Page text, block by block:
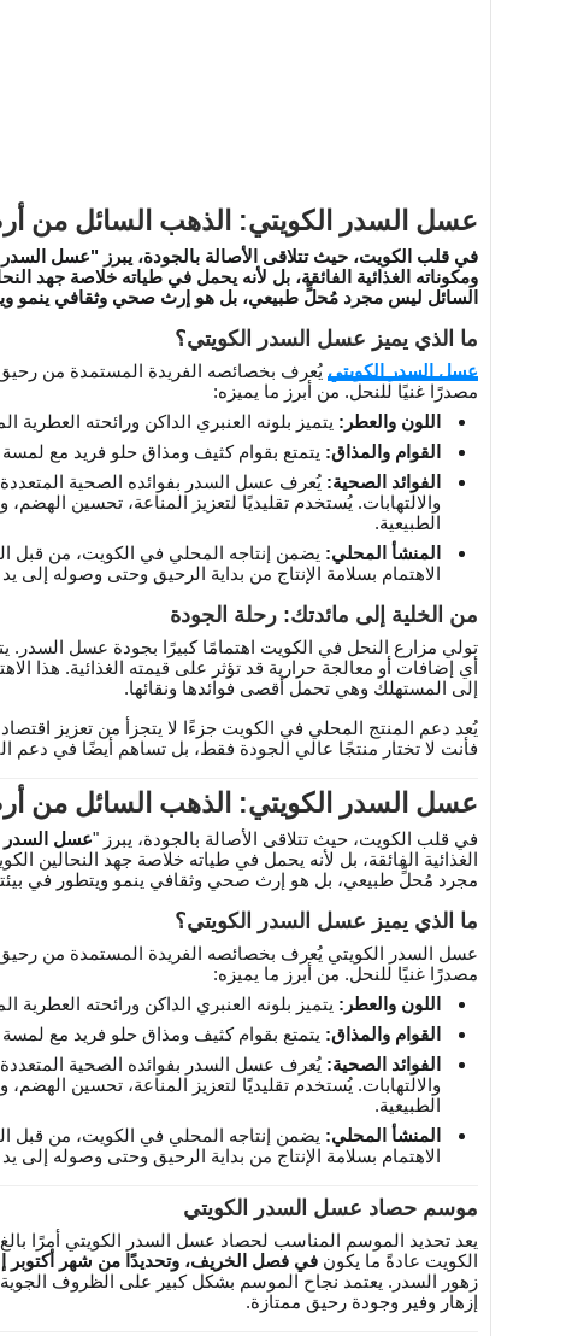
عسل السدر الكويتي: الذهب السائل من
في قلب الكويت، حيث تتلاقى الأصالة بالجودة، يبرز "عسل
ومكوناته الغذائية الفائقة، بل لأنه يحمل في طياته خلاصة جهد
السائل ليس مجرد مُحلٍّ طبيعي، بل هو إرث صحي وثقافي ينمو
ما الذي يميز عسل السدر الكويتي؟
عسل السدر الكويتي يُعرف بخصائصه الفريدة المستمدة من
مصدرًا غنيًا للنحل. من أبرز ما يميزه:
اللون والعطر: يتميز بلونه العنبري الداكن ورائحته العطرية
القوام والمذاق: يتمتع بقوام كثيف ومذاق حلو فريد مع
الفوائد الصحية: يُعرف عسل السدر بفوائده الصحية
والالتهابات. يُستخدم تقليديًا لتعزيز المناعة، تحسين
الطبيعية.
المنشأ المحلي: يضمن إنتاجه المحلي في الكويت، من قبل
الاهتمام بسلامة الإنتاج من بداية الرحيق وحتى وصوله إلى
من الخلية إلى مائدتك: رحلة الجودة
تولي مزارع النحل في الكويت اهتمامًا كبيرًا بجودة عسل السدر.
أي إضافات أو معالجة حرارية قد تؤثر على قيمته الغذائية.
إلى المستهلك وهي تحمل أقصى فوائدها ونقائها.
يُعد دعم المنتج المحلي في الكويت جزءًا لا يتجزأ من تعزيز
فأنت لا تختار منتجًا عالي الجودة فقط، بل تساهم أيضًا في دعم
عسل السدر الكويتي: الذهب السائل من
في قلب الكويت، حيث تتلاقى الأصالة بالجودة، يبرز "عسل السدر
الغذائية الفائقة، بل لأنه يحمل في طياته خلاصة جهد النحالين
مجرد مُحلٍّ طبيعي، بل هو إرث صحي وثقافي ينمو ويتطور في
ما الذي يميز عسل السدر الكويتي؟
عسل السدر الكويتي يُعرف بخصائصه الفريدة المستمدة من
مصدرًا غنيًا للنحل. من أبرز ما يميزه:
اللون والعطر: يتميز بلونه العنبري الداكن ورائحته العطرية
القوام والمذاق: يتمتع بقوام كثيف ومذاق حلو فريد مع
الفوائد الصحية: يُعرف عسل السدر بفوائده الصحية
والالتهابات. يُستخدم تقليديًا لتعزيز المناعة، تحسين
الطبيعية.
المنشأ المحلي: يضمن إنتاجه المحلي في الكويت، من قبل
الاهتمام بسلامة الإنتاج من بداية الرحيق وحتى وصوله إلى
موسم حصاد عسل السدر الكويتي
يعد تحديد الموسم المناسب لحصاد عسل السدر الكويتي أمرًا
الكويت عادةً ما يكون في فصل الخريف، وتحديدًا من شهر أكتوبر
زهور السدر. يعتمد نجاح الموسم بشكل كبير على الظروف
إزهار وفير وجودة رحيق ممتازة.